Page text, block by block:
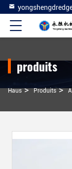
produits
Haus > Produits >